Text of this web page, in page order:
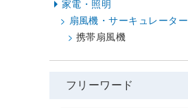
家電・照明
扇風機・サーキュレーター
携帯扇風機
フリーワード